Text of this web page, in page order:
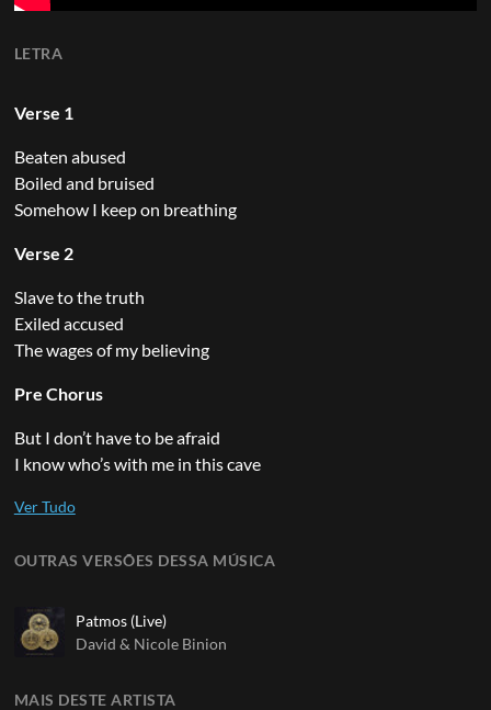
LETRA
Verse 1
Beaten abused
Boiled and bruised
Somehow I keep on breathing
Verse 2
Slave to the truth
Exiled accused
The wages of my believing
Pre Chorus
But I don’t have to be afraid
I know who’s with me in this cave
OUTRAS VERSÕES DESSA MÚSICA
Patmos (Live)
David & Nicole Binion
MAIS DESTE ARTISTA